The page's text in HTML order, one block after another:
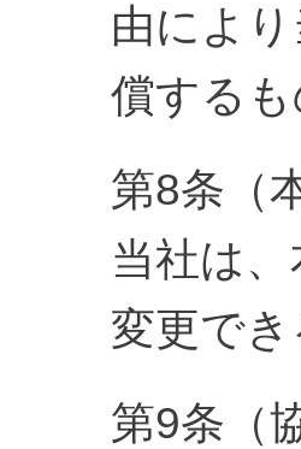
由によ
償する
第8条（
当社は
変更で
第9条（